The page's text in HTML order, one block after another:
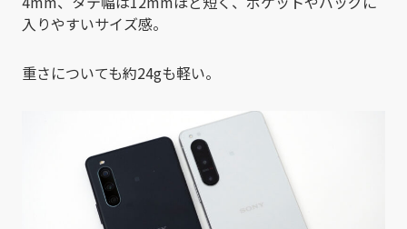
入りやすいサイズ感。
重さについても約24gも軽い。